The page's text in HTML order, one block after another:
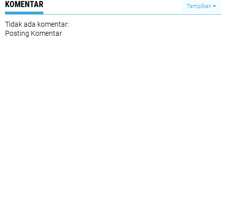
KOMENTAR Tampilkan
Tidak ada komentar:
Posting Komentar